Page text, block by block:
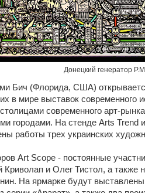
Донецкий генератор
Бич (Флорида, США)
в мире выставок современного
современного арт-
городами. На стенде Arts Trend
работы трех украинских
Art Scope - постоянные
Криволап и Олег Тистол, а также
На ярмарке будут